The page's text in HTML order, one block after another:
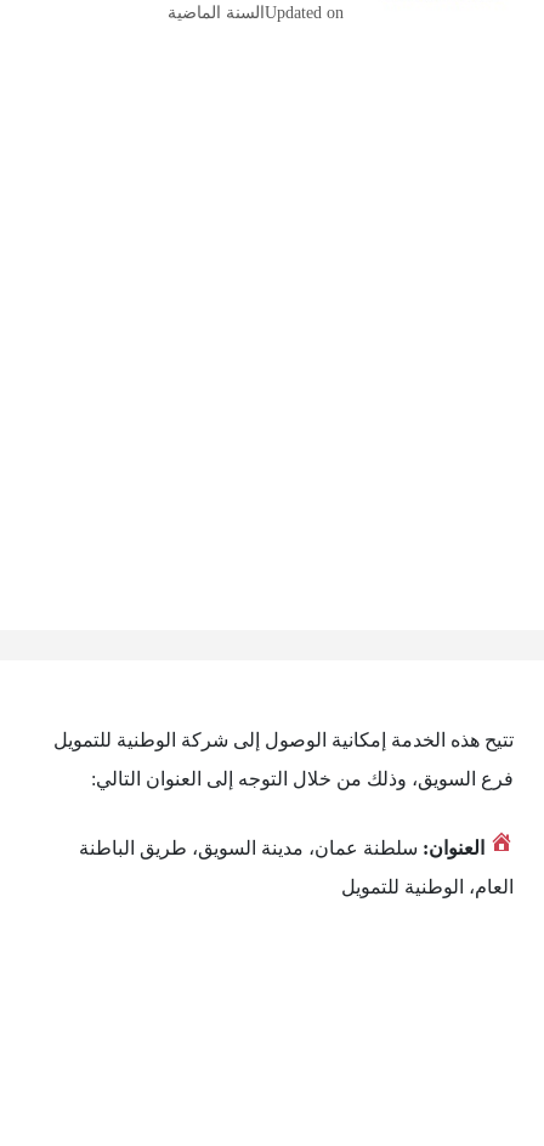
Updated on السنة الماضية
تتيح هذه الخدمة إمكانية الوصول إلى شركة الوطنية للتمويل
فرع السويق، وذلك من خلال التوجه إلى العنوان التالي:
العنوان: سلطنة عمان، مدينة السويق، طريق الباطنة
العام، الوطنية للتمويل